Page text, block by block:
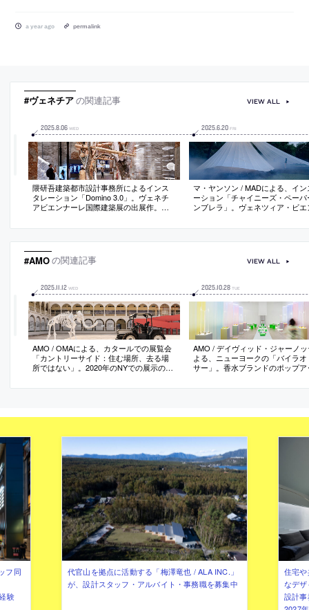
a year ago permalink
#ヴェネチアの関連記事
2025.8.06 WED
隈研吾建築都市設計事務所によるインス
タレーション「Domino 3.0」。ヴェネチ
アビエンナーレ国際建築展の出展作。全
らす為の“最強の助手”としてAIを扱う作品
活用して構造的整合性をとり実現
2025.6.20 FRI
マ・ヤンソン / MADによる、イン
ーション「チャイニーズ・ペーパ
ンブレラ」。ヴェネツィア・ビエ
の共存への省察を促す存在を求め
の技術”と“現代のセンシング技術
VIEW ALL
#AMOの関連記事
2025.11 12 WED
AMO / OMAによる、カタールでの展覧会
「カントリーサイド：住む場所、去る場
所ではない」。2020年のNYでの展示の新
アに広がる山岳地形の“アーク”に焦点を当
プ・講義・実験なども行う
2025.10.28 TUE
AMO / デイヴィッド・ジャーノ
よる、ニューヨークの「バイラオ
サー」。香水ブランドのポップア
製品に込められた“感覚的実験”を
ンで一体感を創出
VIEW ALL
フ同
験
代官山を拠点に活動する「梅澤竜也 / ALA INC.」
が、設計スタッフ・アルバイト・事務職を募集中
住宅
なデ
設計